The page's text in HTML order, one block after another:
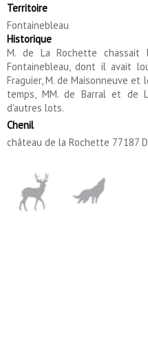
Territoire
Fontainebleau
Historique
M. de La Rochette
Fontainebleau, dont il avait
Fraguier, M. de Maisonneuve et
temps, MM. de Barral et de
d'autres lots.
Chenil
château de la Rochette 77187